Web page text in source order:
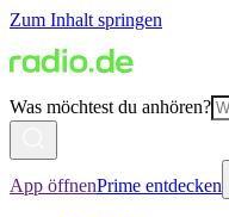
Zum Inhalt springen
Was möchtest du anhören?
App öffnenPrime entdecken